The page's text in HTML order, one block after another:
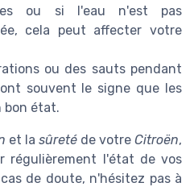
ou si l'eau n'est pas
cela peut affecter votre
ou des sauts pendant
souvent le signe que les
bon état.
et la sûreté de votre Citroën,
régulièrement l'état de vos
de doute, n'hésitez pas à